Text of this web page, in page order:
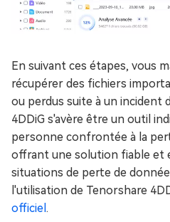
En suivant ces étapes, vous
récupérer des fichiers
ou perdus suite à un incident
4DDiG s'avère être un outil
personne confrontée à la
offrant une solution fiable et
situations de perte de
l'utilisation de Tenorshare
officiel .